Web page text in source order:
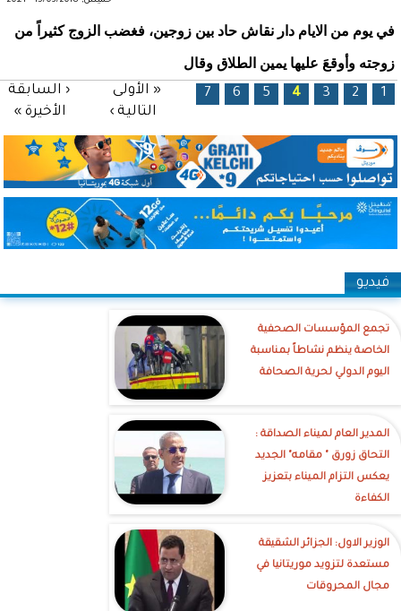
في يوم من الايام دار نقاش حاد بين زوجين، فغضب الزوج كثيراً من
زوجته وأوقعَ عليها يمين الطلاق وقال
الصفحات
« الأولى ‹ السابقة 1
2
3
4
5
6
7
التالية ›
الأخيرة »
فيديو
تجمع المؤسسات الصحفية
الخاصة ينظم نشاطاً بمناسبة
اليوم الدولي لحرية الصحافة
‎المدير العام لميناء الصداقة :
التحاق زورق " مقامه" الجديد
يعكس التزام الميناء بتعزيز
الكفاءة
الوزير الاول: الجزائر الشقيقة
مستعدة لتزويد موريتانيا في
مجال المحروقات